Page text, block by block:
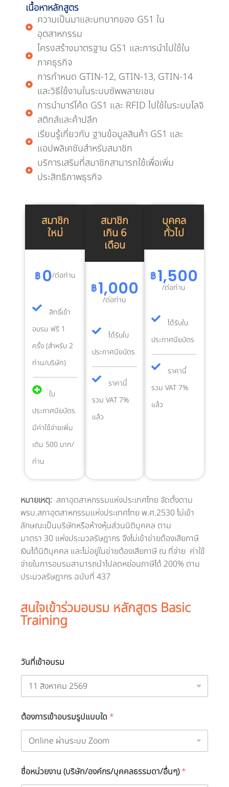
เนื้อหาหลักสูตร
ความเป็นมาและบทบาทของ GS1 ใน
อุตสาหกรรม
โครงสร้างมาตรฐาน GS1 และการนำไปใช้ใน
ภาคธุรกิจ
การกำหนด GTIN-12, GTIN-13, GTIN-14
และวิธีใช้งานในระบบซัพพลายเชน
การนำบาร์โค้ด GS1 และ RFID ไปใช้ในระบบโลจิ
สติกส์และค้าปลีก
เรียนรู้เกี่ยวกับ ฐานข้อมูลสินค้า GS1 และ
แอปพลิเคชันสำหรับสมาชิก
บริการเสริมที่สมาชิกสามารถใช้เพื่อเพิ่ม
ประสิทธิภาพธุรกิจ
สมาชิก
ใหม่
฿ 0/ต่อท่าน
สิทธิ์เข้า
อบรม ฟรี 1
ครั้ง (สำหรับ 2
ท่าน/บริษัท)
ใบ
ประกาศนียบัตร
มีค่าใช้จ่ายเพิ่ม
เติม 500 บาท/
ท่าน
สมาชิก
เกิน 6
เดือน
฿1,000
/ต่อท่าน
ได้รับใบ
ประกาศนียบัตร​
ราคานี้
รวม VAT 7%
แล้ว​
บุคคล
ทั่วไป
฿1,500
/ต่อท่าน
ได้รับใบ
ประกาศนียบัตร​
ราคานี้
รวม VAT 7%
แล้ว​
หมายเหตุ: สภาอุตสาหกรรมแห่งประเทศไทย จัดตั้งตาม
พรบ.สภาอุตสาหกรรมแห่งประเทศไทย พ.ศ.2530 ไม่เข้า
ลักษณะเป็นบริษัทหรือห้างหุ้นส่วนนิติบุคคล ตาม
มาตรา 30 แห่งประมวลรัษฎากร จึงไม่เข้าข่ายต้องเสียภาษี
เงินได้นิติบุคคล และไม่อยู่ในข่ายต้องเสียภาษี ณ ที่จ่าย ค่าใช้
จ่ายในการอบรมสามารถนำไปลดหย่อนภาษีได้ 200% ตาม
ประมวลรัษฎากร ฉบับที่ 437
สนใจเข้าร่วมอบรม หลักสูตร Basic
Training
อ
ง
า
ใ
บ
ป
ะ
า
วันที่เข้าอบรม
ต้องการเข้าอบรมรูปแบบใด *
ชื่อหน่วยงาน (บริษัท/องค์กร/บุคคลธรรมดา/อื่นๆ)*